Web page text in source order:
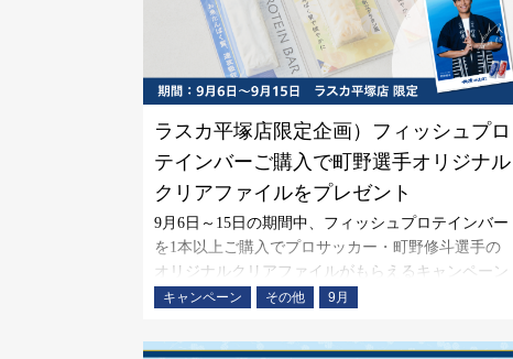
ラスカ平塚店限定企画）フィッシュプロ
テインバーご購入で町野選手オリジナル
クリアファイルをプレゼント
9月6日～15日の期間中、フィッシュプロテインバー
を1本以上ご購入でプロサッカー・町野修斗選手の
オリジナルクリアファイルがもらえるキャンペーン
を実施いたします。鈴廣かまぼこ大使でもある町野
キャンペーン その他 9月